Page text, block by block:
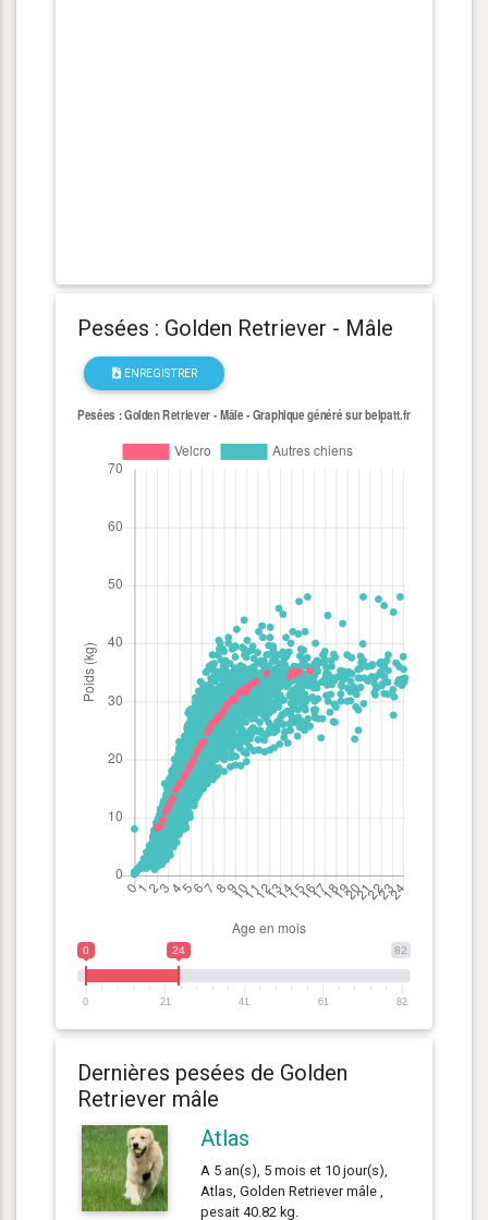
Pesées : Golden Retriever - Mâle
ENREGISTRER
82
0 24
0 21 41 61 82
Dernières pesées de Golden
Retriever mâle
Atlas
A 5 an(s), 5 mois et 10 jour(s),
Atlas, Golden Retriever mâle ,
pesait 40.82 kg.